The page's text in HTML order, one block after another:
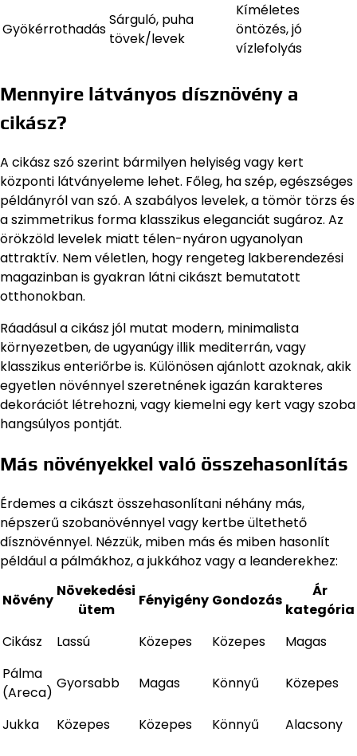
Gyökérrothadás
Sárguló, puha
tövek/levek
Kíméletes
öntözés, jó
vízlefolyás
Mennyire látványos dísznövény a
cikász?
A cikász szó szerint bármilyen helyiség vagy kert
központi látványeleme lehet. Főleg, ha szép, egészséges
példányról van szó. A szabályos levelek, a tömör törzs és
a szimmetrikus forma klasszikus eleganciát sugároz. Az
örökzöld levelek miatt télen-nyáron ugyanolyan
attraktív. Nem véletlen, hogy rengeteg lakberendezési
magazinban is gyakran látni cikászt bemutatott
otthonokban.
Ráadásul a cikász jól mutat modern, minimalista
környezetben, de ugyanúgy illik mediterrán, vagy
klasszikus enteriőrbe is. Különösen ajánlott azoknak, akik
egyetlen növénnyel szeretnének igazán karakteres
dekorációt létrehozni, vagy kiemelni egy kert vagy szoba
hangsúlyos pontját.
Más növényekkel való összehasonlítás
Érdemes a cikászt összehasonlítani néhány más,
népszerű szobanövénnyel vagy kertbe ültethető
dísznövénnyel. Nézzük, miben más és miben hasonlít
például a pálmákhoz, a jukkához vagy a leanderekhez:
Növény
Növekedési
ütem
Fényigény Gondozás
Ár
kategória
Cikász
Lassú Közepes Közepes
Magas
Pálma
(Areca)
Gyorsabb Magas Könnyű Közepes
Jukka Közepes Közepes Könnyű Alacsony